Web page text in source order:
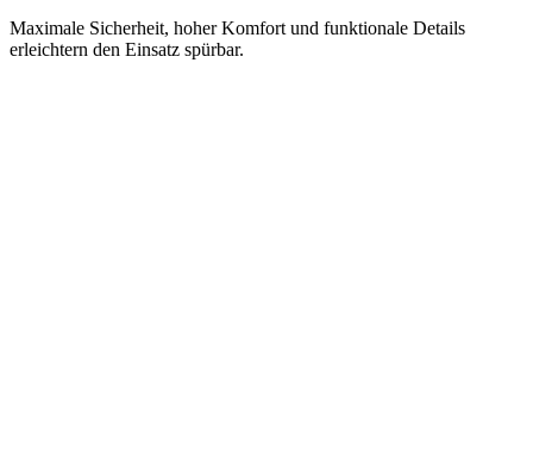
Maximale Sicherheit, hoher Komfort und funktionale Details
erleichtern den Einsatz spürbar.